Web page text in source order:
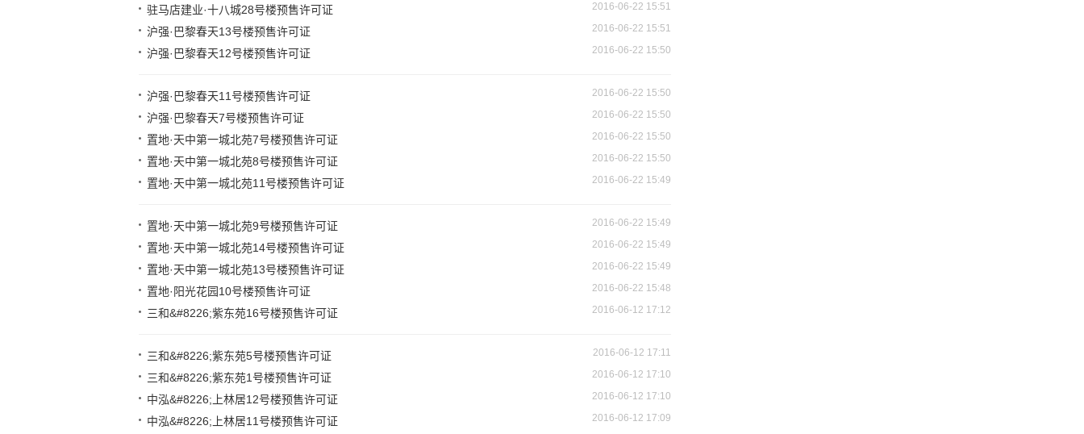
驻马店建业·十八城28号楼预售许可证 2016-06-22 15:51
沪强·巴黎春天13号楼预售许可证 2016-06-22 15:51
沪强·巴黎春天12号楼预售许可证 2016-06-22 15:50
沪强·巴黎春天11号楼预售许可证 2016-06-22 15:50
沪强·巴黎春天7号楼预售许可证 2016-06-22 15:50
置地·天中第一城北苑7号楼预售许可证 2016-06-22 15:50
置地·天中第一城北苑8号楼预售许可证 2016-06-22 15:50
置地·天中第一城北苑11号楼预售许可证 2016-06-22 15:49
置地·天中第一城北苑9号楼预售许可证 2016-06-22 15:49
置地·天中第一城北苑14号楼预售许可证 2016-06-22 15:49
置地·天中第一城北苑13号楼预售许可证 2016-06-22 15:49
置地·阳光花园10号楼预售许可证 2016-06-22 15:48
三和&#8226;紫东苑16号楼预售许可证 2016-06-12 17:12
三和&#8226;紫东苑5号楼预售许可证 2016-06-12 17:11
三和&#8226;紫东苑1号楼预售许可证 2016-06-12 17:10
中泓&#8226;上林居12号楼预售许可证 2016-06-12 17:10
中泓&#8226;上林居11号楼预售许可证 2016-06-12 17:09